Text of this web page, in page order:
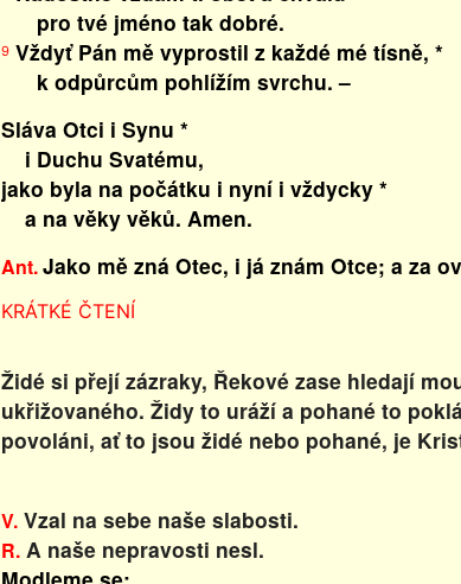
pro tvé jméno tak dobré.
9 Vždyť Pán mě vyprostil z každé mé tísně, *
k odpůrcům pohlížím svrchu. –
Sláva Otci i Synu *
i Duchu Svatému,
jako byla na počátku i nyní i vždycky *
a na věky věků. Amen.
Ant.Jako mě zná Otec, i já znám Otce; a za
KRÁTKÉ ČTENÍ
Židé si přejí zázraky, Řekové zase hledají
ukřižovaného. Židy to uráží a pohané to
povoláni, ať to jsou židé nebo pohané, je
V. Vzal na sebe naše slabosti.
R. A naše nepravosti nesl.